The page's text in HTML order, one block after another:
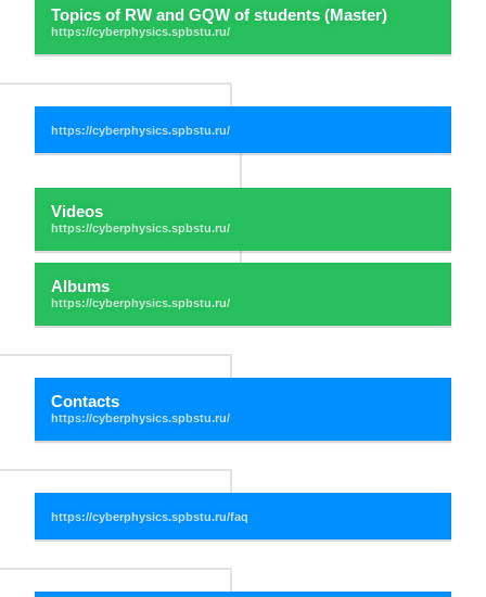
Topics of RW and GQW of students (Master)
Videos
Albums
Contacts